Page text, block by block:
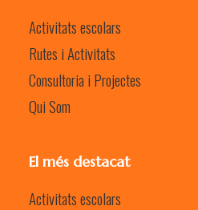
Activitats escolars
Rutes i Activitats
Consultoria i Projectes
Qui Som
El més destacat
Activitats escolars